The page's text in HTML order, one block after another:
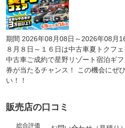
期間 2026年08月08日～2026年08月
８月８日～１６日は中古車夏トクフ
中古車ご成約で星野リゾート宿泊ギ
券が当たるチャンス！ この機会にぜ
い！！
販売店の口コミ
総合評価